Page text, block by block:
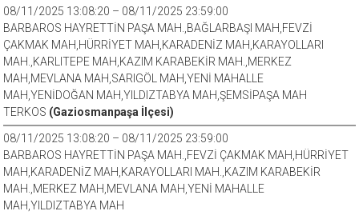
08/11/2025 13:08:20 – 08/11/2025 23:59:00
BARBAROS HAYRETTİN PAŞA MAH.,BAĞLARBAŞI MAH,FEVZİ
ÇAKMAK MAH,HÜRRİYET MAH,KARADENİZ MAH,KARAYOLLARI
MAH.,KARLITEPE MAH,KAZIM KARABEKİR MAH.,MERKEZ
MAH,MEVLANA MAH,SARIGÖL MAH,YENİ MAHALLE
MAH,YENİDOĞAN MAH,YILDIZTABYA MAH,ŞEMSİPAŞA MAH
TERKOS (Gaziosmanpaşa İlçesi)
08/11/2025 13:08:20 – 08/11/2025 23:59:00
BARBAROS HAYRETTİN PAŞA MAH.,FEVZİ ÇAKMAK MAH,HÜRRİYET
MAH,KARADENİZ MAH,KARAYOLLARI MAH.,KAZIM KARABEKİR
MAH.,MERKEZ MAH,MEVLANA MAH,YENİ MAHALLE
MAH,YILDIZTABYA MAH